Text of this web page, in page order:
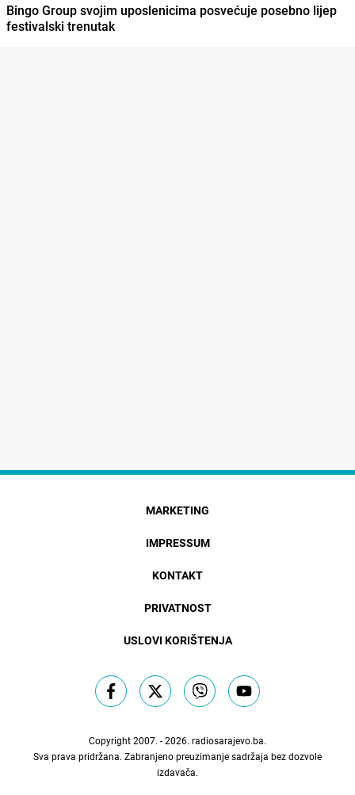
Bingo Group svojim uposlenicima posvećuje posebno lijep
festivalski trenutak
MARKETING
IMPRESSUM
KONTAKT
PRIVATNOST
USLOVI KORIŠTENJA
Copyright 2007. - 2026. radiosarajevo.ba.
Sva prava pridržana. Zabranjeno preuzimanje sadržaja bez dozvole
izdavača.